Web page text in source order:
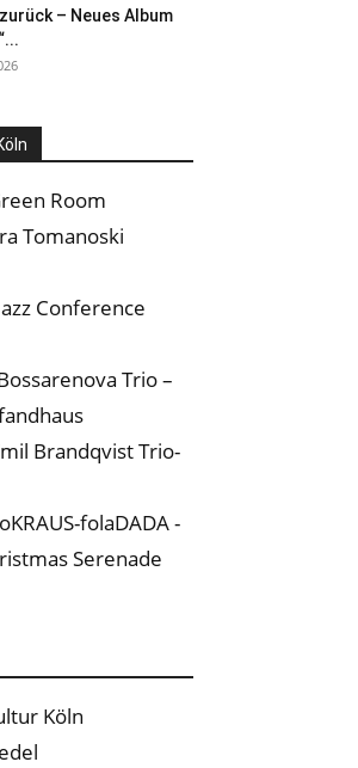
– Neues Album
Room
Tomanoski
Conference
Trio –
Brandqvist Trio-
folaDADA -
Serenade
Köln